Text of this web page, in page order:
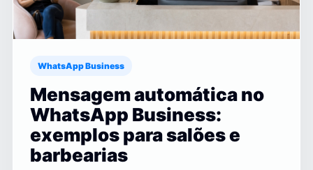
WhatsApp Business
Mensagem automática no
WhatsApp Business:
exemplos para salões e
barbearias